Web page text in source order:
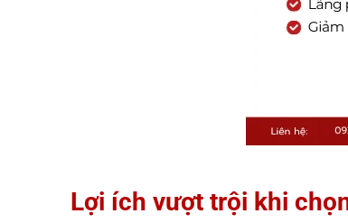
Lợi ích vượt trội khi